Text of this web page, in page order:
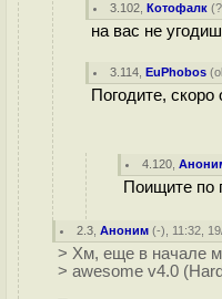
3.102 ,Котофалк (?
на вас не
3.114 ,EuPhobos (
Погодите,
4.120 ,
Поищите по
2.3 ,Аноним (-), 11:32,
> Хм, еще в начале
> awesome v4.0